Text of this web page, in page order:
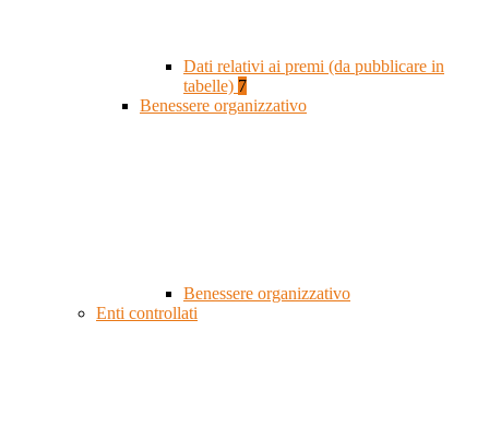
Dati relativi ai premi (da pubblicare in
tabelle) 7
Benessere organizzativo
Benessere organizzativo
Enti controllati